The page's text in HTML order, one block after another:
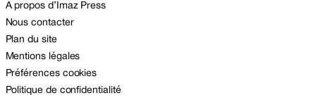
A propos d’Imaz Press
Nous contacter
Plan du site
Mentions légales
Préférences cookies
Politique de confidentialité